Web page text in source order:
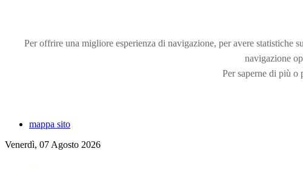
Per offrire una migliore esperienza di navigazione, per avere statistiche
navigazione
Per saperne di più o
mappa sito
Venerdì, 07 Agosto 2026